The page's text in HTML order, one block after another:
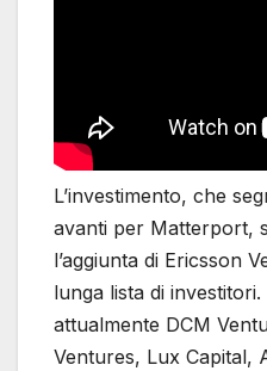
L’investimento, che
avanti per Matterport,
l’aggiunta di Ericsson
lunga lista di investitori.
attualmente DCM
Ventures, Lux Capital,